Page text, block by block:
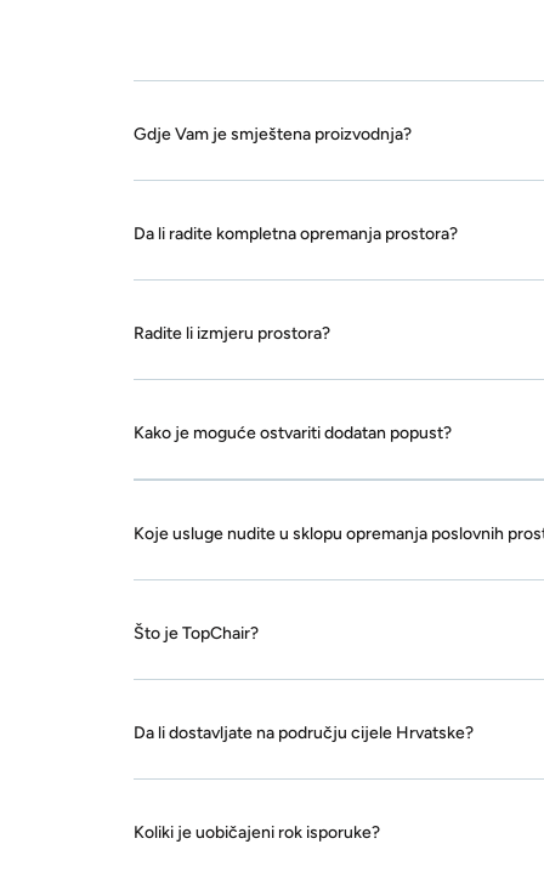
Gdje Vam je smještena proizvodnja?
Da li radite kompletna opremanja prostora?
Radite li izmjeru prostora?
Kako je moguće ostvariti dodatan popust?
Koje usluge nudite u sklopu opremanja poslovnih
Što je TopChair?
Da li dostavljate na području cijele Hrvatske?
Koliki je uobičajeni rok isporuke?